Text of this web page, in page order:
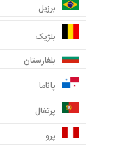
برزیل
بلژیک
بلغارستان
پاناما
پرتغال
پرو